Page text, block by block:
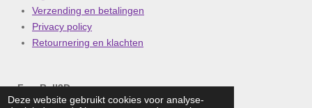
Deze website gebruikt cookies voor analyse-
Verzending en betalingen
Privacy policy
Retournering en klachten
FuzzBall3D